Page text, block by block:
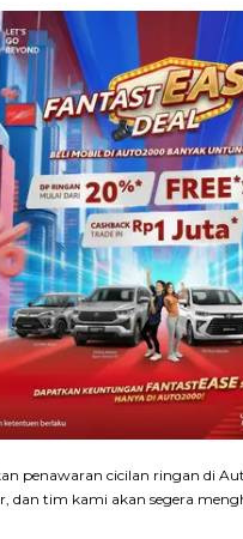
mendadak.
tempat, segera lakukan
yang memang
dapat dilakukan mulai dari
satu, kemungkinan
lampu yang mati
bohlam yang baru.
rem mati kedua-
stop putus. Periksa saja
di bawah setir. Posisi
buku manual mobil. Copot
yang terputus. Jika
mati adalah dengan
tidak kalah penting adalah
saja, tetapi jangan
di jalanan.
putih atau bahkan hitam.
penawaran cicilan ringan di
dan tim kami akan segera